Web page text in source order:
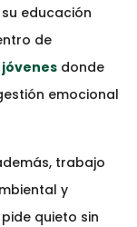
educación
de
donde
emocional
trabajo
y
quieto sin